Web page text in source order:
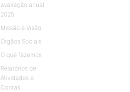
avaliação anual
2025
Missão e Visão
Órgãos Sociais
O que fazemos
Relatórios de
Atividades e
Contas